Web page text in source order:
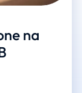
na